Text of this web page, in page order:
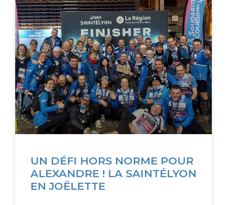
UN DÉFI HORS NORME POUR
ALEXANDRE ! LA SAINTÉLYON
EN JOËLETTE